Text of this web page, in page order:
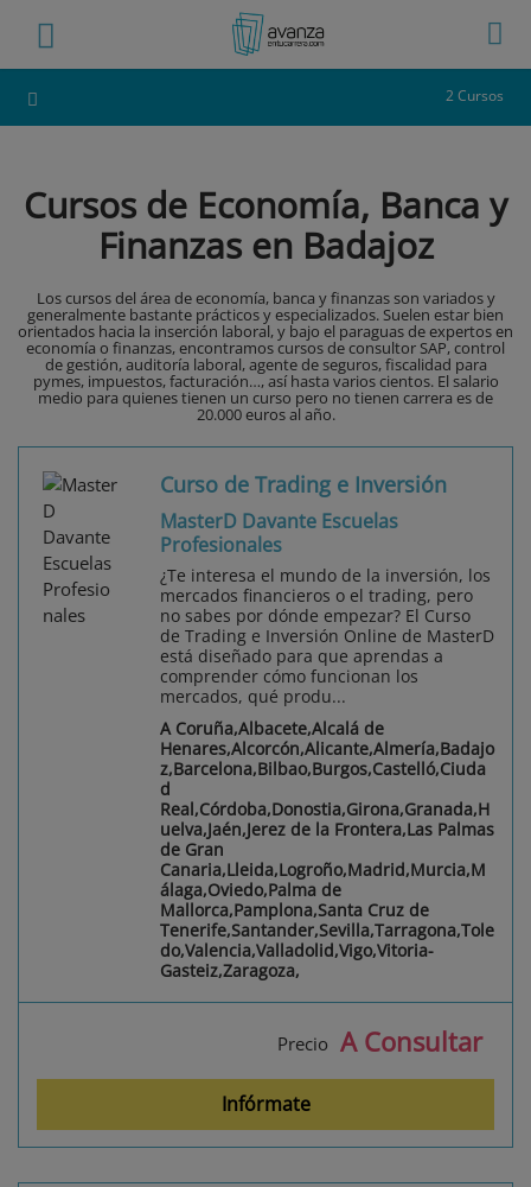
2 Cursos
Cursos de Economía, Banca y
Finanzas en Badajoz
Los cursos del área de economía, banca y finanzas son variados y
generalmente bastante prácticos y especializados. Suelen estar bien
orientados hacia la inserción laboral, y bajo el paraguas de expertos en
economía o finanzas, encontramos cursos de consultor SAP, control
de gestión, auditoría laboral, agente de seguros, fiscalidad para
pymes, impuestos, facturación…, así hasta varios cientos. El salario
medio para quienes tienen un curso pero no tienen carrera es de
20.000 euros al año.
Curso de Trading e Inversión
MasterD Davante Escuelas
Profesionales
¿Te interesa el mundo de la inversión, los
mercados financieros o el trading, pero
no sabes por dónde empezar? El Curso
de Trading e Inversión Online de MasterD
está diseñado para que aprendas a
comprender cómo funcionan los
mercados, qué produ...
A Coruña,Albacete,Alcalá de
Henares,Alcorcón,Alicante,Almería,Badajo
z,Barcelona,Bilbao,Burgos,Castelló,Ciuda
d
Real,Córdoba,Donostia,Girona,Granada,H
uelva,Jaén,Jerez de la Frontera,Las Palmas
de Gran
Canaria,Lleida,Logroño,Madrid,Murcia,M
álaga,Oviedo,Palma de
Mallorca,Pamplona,Santa Cruz de
Tenerife,Santander,Sevilla,Tarragona,Tole
do,Valencia,Valladolid,Vigo,Vitoria-
Gasteiz,Zaragoza,
Precio A Consultar
Infórmate